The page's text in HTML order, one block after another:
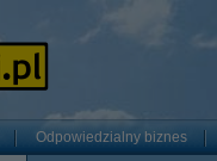
Odpowiedzialny biznes